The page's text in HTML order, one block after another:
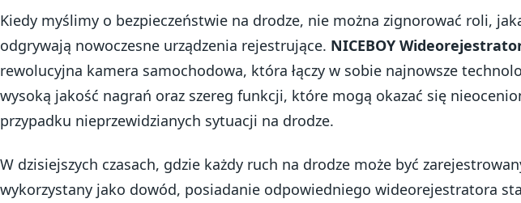
Kiedy myślimy o bezpieczeństwie na drodze, nie można zignorować roli,
odgrywają nowoczesne urządzenia rejestrujące. NICEBOY
rewolucyjna kamera samochodowa, która łączy w sobie najnowsze
wysoką jakość nagrań oraz szereg funkcji, które mogą okazać się
przypadku nieprzewidzianych sytuacji na drodze.
W dzisiejszych czasach, gdzie każdy ruch na drodze może być
wykorzystany jako dowód, posiadanie odpowiedniego wideorejestratora